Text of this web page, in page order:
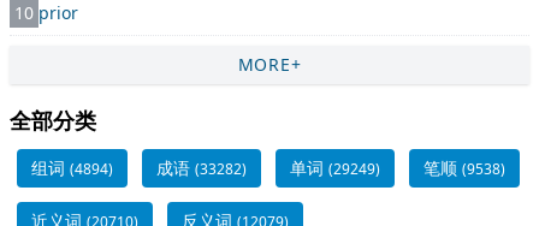
10 prior
MORE+
全部分类
组词 (4894) 成语 (33282) 单词 (29249) 笔顺 (9538)
近义词 (20710) 反义词 (12079)